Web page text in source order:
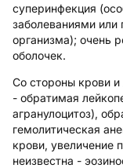
суперинфекция
заболеваниями или
организма); очень
оболочек.
Со стороны крови
- обратимая
агранулоцитоз),
гемолитическая
крови, увеличение
неизвестна -